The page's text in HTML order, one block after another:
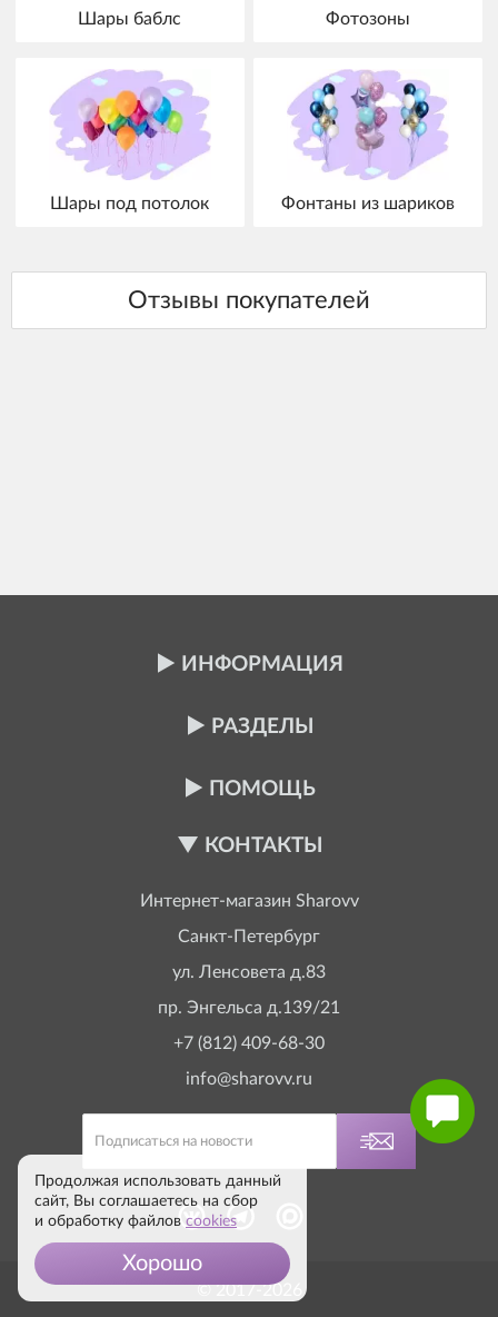
Шары баблс Фотозоны
Шары под потолок Фонтаны из шариков
ИНФОРМАЦИЯ
РАЗДЕЛЫ
ПОМОЩЬ
КОНТАКТЫ
Интернет-магазин Sharovv
Санкт-Петербург
ул. Ленсовета д.83
пр. Энгельса д.139/21
+7 (812) 409-68-30
info@sharovv.ru
© 2017-2026
Продолжая использовать данный
сайт, Вы соглашаетесь на сбор
и обработку файлов cookies
Хорошо